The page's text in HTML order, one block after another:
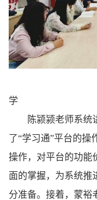
图
学
陈颍颍老师系统
了“学习通”平台的操
操作，对平台的功能
面的掌握，为系统推
分准备。接着，蒙裕